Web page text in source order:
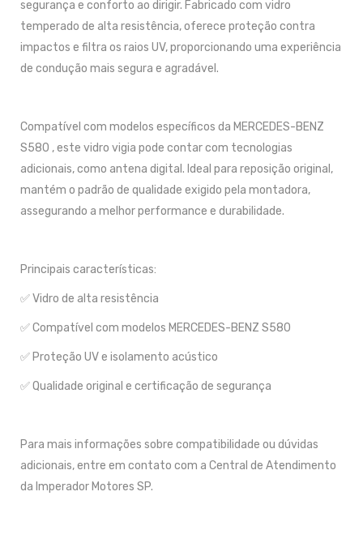
segurança e conforto ao dirigir. Fabricado com vidro
temperado de alta resistência, oferece proteção contra
impactos e filtra os raios UV, proporcionando uma experiência
de condução mais segura e agradável.
Compatível com modelos específicos da MERCEDES-BENZ
S580 , este vidro vigia pode contar com tecnologias
adicionais, como antena digital. Ideal para reposição original,
mantém o padrão de qualidade exigido pela montadora,
assegurando a melhor performance e durabilidade.
Principais características:
✅ Vidro de alta resistência
✅ Compatível com modelos MERCEDES-BENZ S580
✅ Proteção UV e isolamento acústico
✅ Qualidade original e certificação de segurança
Para mais informações sobre compatibilidade ou dúvidas
adicionais, entre em contato com a Central de Atendimento
da Imperador Motores SP.